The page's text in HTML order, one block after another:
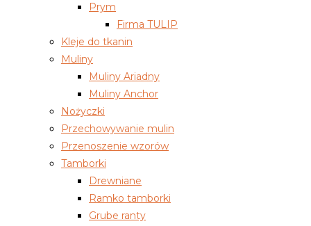
Prym
Firma TULIP
Kleje do tkanin
Muliny
Muliny Ariadny
Muliny Anchor
Nożyczki
Przechowywanie mulin
Przenoszenie wzorów
Tamborki
Drewniane
Ramko tamborki
Grube ranty